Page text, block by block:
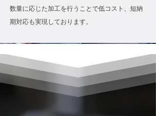
数量に応じた加工を行うことで低コスト、短納
期対応も実現しております。